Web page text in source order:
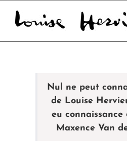
content
Nul ne peut
de Louise
eu connaissance
Maxence Van